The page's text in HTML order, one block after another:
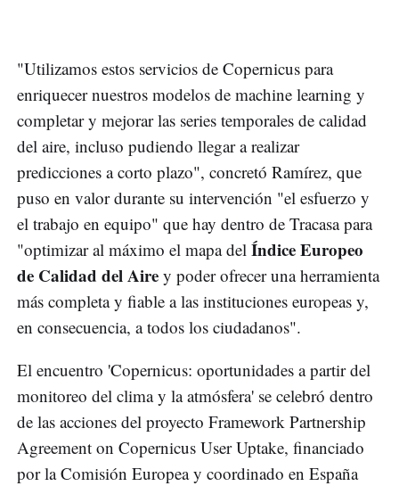
"Utilizamos estos servicios de Copernicus para
enriquecer nuestros modelos de machine learning y
completar y mejorar las series temporales de calidad
del aire, incluso pudiendo llegar a realizar
predicciones a corto plazo", concretó Ramírez, que
puso en valor durante su intervención "el esfuerzo y
el trabajo en equipo" que hay dentro de Tracasa para
"optimizar al máximo el mapa del Índice Europeo
de Calidad del Aire y poder ofrecer una herramienta
más completa y fiable a las instituciones europeas y,
en consecuencia, a todos los ciudadanos".
El encuentro 'Copernicus: oportunidades a partir del
monitoreo del clima y la atmósfera' se celebró dentro
de las acciones del proyecto Framework Partnership
Agreement on Copernicus User Uptake, financiado
por la Comisión Europea y coordinado en España